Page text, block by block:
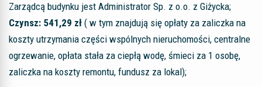
Zarządcą budynku jest Administrator Sp. z o.o. z Giżycka;
Czynsz: 541,29 zł ( w tym znajdują się opłaty za zaliczka na
koszty utrzymania części wspólnych nieruchomości, centralne
ogrzewanie, opłata stała za ciepłą wodę, śmieci za 1 osobę,
zaliczka na koszty remontu, fundusz za lokal);